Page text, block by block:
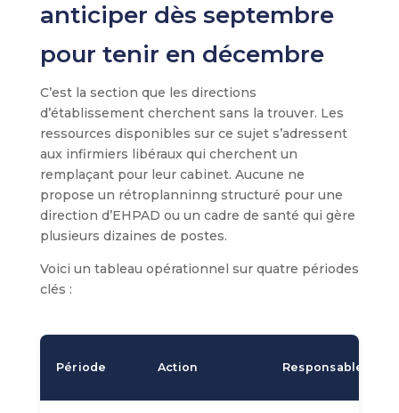
anticiper dès septembre
pour tenir en décembre
C’est la section que les directions
d’établissement cherchent sans la trouver. Les
ressources disponibles sur ce sujet s’adressent
aux infirmiers libéraux qui cherchent un
remplaçant pour leur cabinet. Aucune ne
propose un rétroplanninng structuré pour une
direction d’EHPAD ou un cadre de santé qui gère
plusieurs dizaines de postes.
Voici un tableau opérationnel sur quatre périodes
clés :
Période Action Responsable